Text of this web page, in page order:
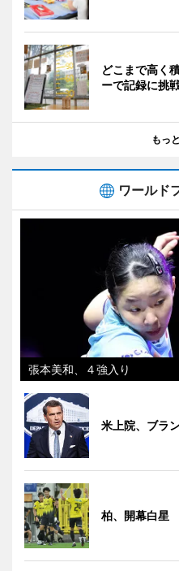
どこまで高く
ーで記録に挑
もっ
ワールド
張本美和、４強入り
米上院、ブラ
柏、開幕白星